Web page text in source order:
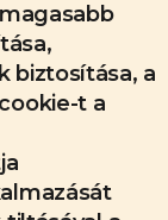
biztosítása, a
t a